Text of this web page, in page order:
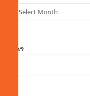
Select Month
ፈልግ